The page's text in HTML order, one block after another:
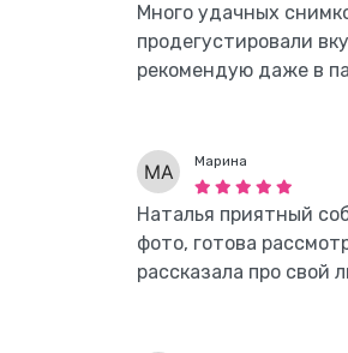
Много удачных
продегустировали
рекомендую даже в
Марина
Наталья приятный
фото, готова
рассказала про свой